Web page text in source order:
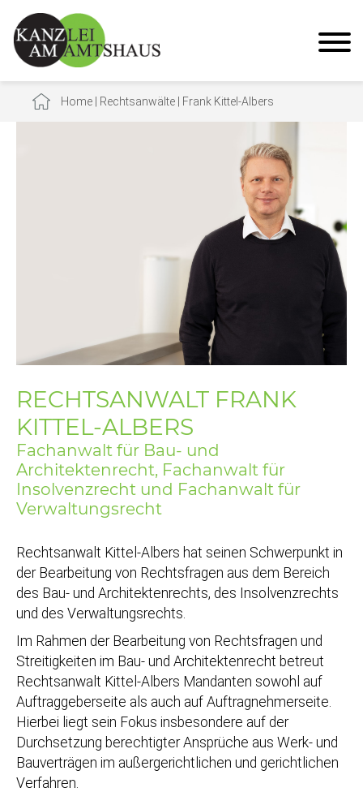
Home Rechtsanwälte Frank Kittel-Albers
RECHTSANWALT FRANK
KITTEL-ALBERS
Fachanwalt für Bau- und
Architektenrecht, Fachanwalt für
Insolvenzrecht und Fachanwalt für
Verwaltungsrecht
Rechtsanwalt Kittel-Albers hat seinen Schwerpunkt in
der Bearbeitung von Rechtsfragen aus dem Bereich
des Bau- und Architektenrechts, des Insolvenzrechts
und des Verwaltungsrechts.
Im Rahmen der Bearbeitung von Rechtsfragen und
Streitigkeiten im Bau- und Architektenrecht betreut
Rechtsanwalt Kittel-Albers Mandanten sowohl auf
Auftraggeberseite als auch auf Auftragnehmerseite.
Hierbei liegt sein Fokus insbesondere auf der
Durchsetzung berechtigter Ansprüche aus Werk- und
Bauverträgen im außergerichtlichen und gerichtlichen
Verfahren.